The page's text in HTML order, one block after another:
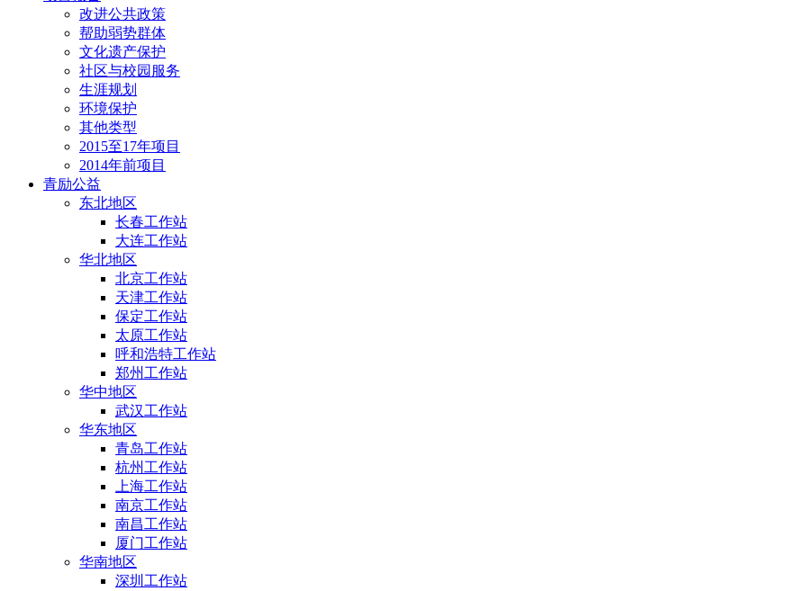
改进公共政策
帮助弱势群体
文化遗产保护
社区与校园服务
生涯规划
环境保护
其他类型
2015至17年项目
2014年前项目
青励公益
东北地区
长春工作站
大连工作站
华北地区
北京工作站
天津工作站
保定工作站
太原工作站
呼和浩特工作站
郑州工作站
华中地区
武汉工作站
华东地区
青岛工作站
杭州工作站
上海工作站
南京工作站
南昌工作站
厦门工作站
华南地区
深圳工作站